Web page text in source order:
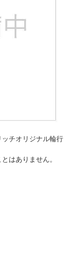
チオリジナル輪行
とはありません。